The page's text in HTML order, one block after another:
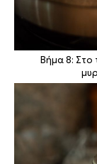
Βήμα 8: Στο